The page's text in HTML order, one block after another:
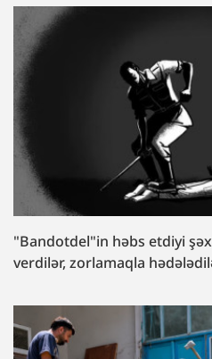
"Bandotdel"in həbs etdiyi
verdilər, zorlamaqla